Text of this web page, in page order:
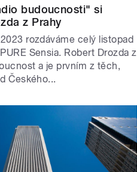
budoucnosti" si
z Prahy
rozdáváme celý listopad
Sensia. Robert Drozda z
a je prvním z těch,
Českého...